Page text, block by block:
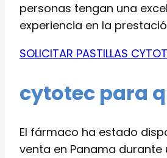
personas tengan una
experiencia en la
SOLICITAR PASTILLAS
cytotec para
El fármaco ha estado
venta en Panama durante